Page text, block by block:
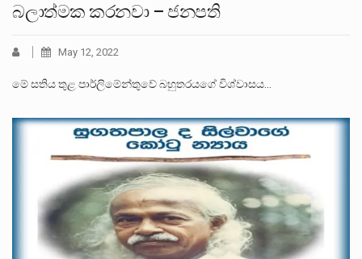
බලාත්මක කරනවා – ජනපති
May 12, 2022
මේ සතිය තුළ පාර්ලිමේන්තුවේ බහුතරයගේ විශ්වාසය…